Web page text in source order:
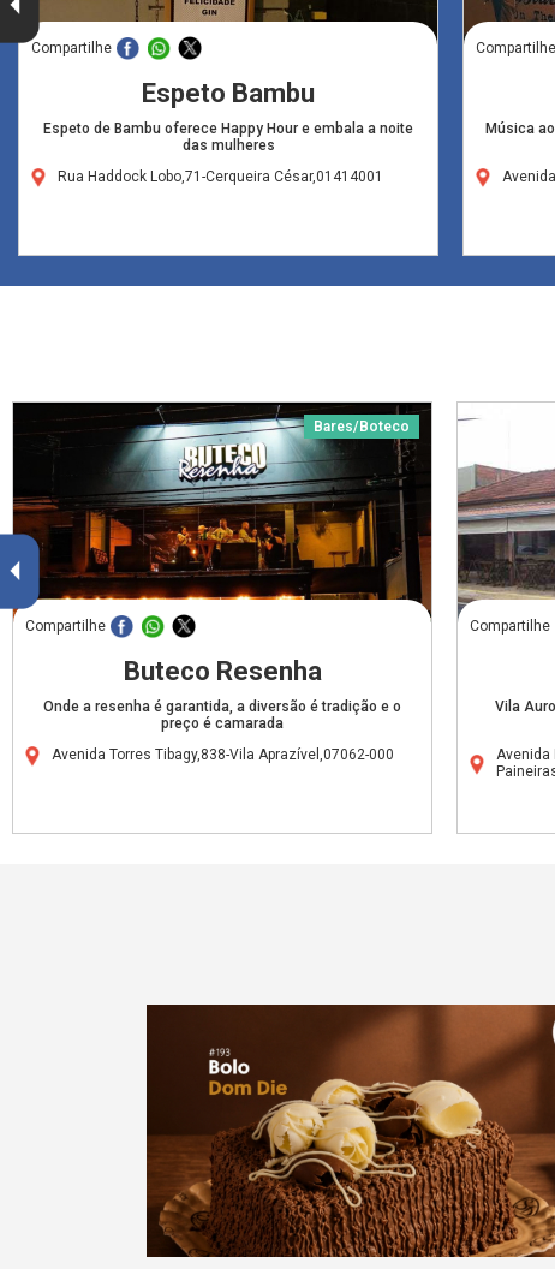
Compartilhe
Espeto Bambu
Espeto de Bambu oferece Happy Hour e embala a noite
das mulheres
Rua Haddock Lobo,71-Cerqueira César,01414001
Compartilhe
Música
Bares/Boteco
Compartilhe
Buteco Resenha
Onde a resenha é garantida, a diversão é tradição e o
preço é camarada
Avenida Torres Tibagy,838-Vila Aprazível,07062-000
Compartilhe
Vila
Avenida